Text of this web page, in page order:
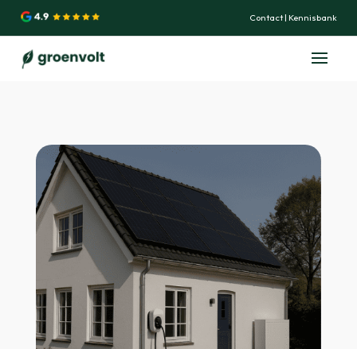
Contact| Kennisbank